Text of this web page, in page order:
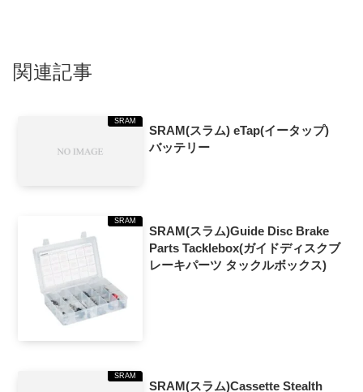
関連記事
SRAM
SRAM(スラム) eTap(イータップ)
バッテリー
SRAM
SRAM(スラム)Guide Disc Brake
Parts Tacklebox(ガイドディスクブ
レーキパーツ タックルボックス)
SRAM
SRAM(スラム)Cassette Stealth